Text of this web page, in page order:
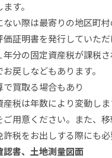
す。
ない際は最寄りの地区町
価証明書を発行していただ
年分の固定資産税が課税
戻しなどもあります。
買取る場合もあり
産税は年数により変動し
ご用意ください。また、
許税をお出しする際にも必
認書、土地測量図面